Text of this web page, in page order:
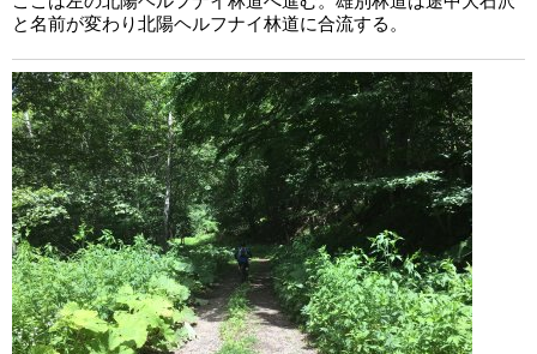
と名前が変わり北陽ヘルフナイ林道に合流する。